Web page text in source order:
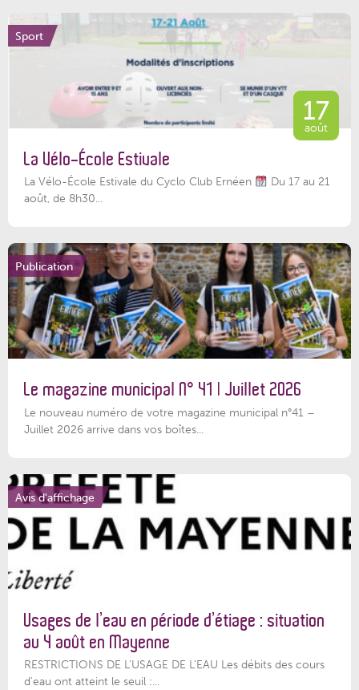
Sport
17
août
La Vélo-École Estivale
La Vélo-École Estivale du Cyclo Club Ernéen
Du 17 au 21
août, de 8h30...
Publication
Le magazine municipal N° 41 | Juillet 2026
Le nouveau numéro de votre magazine municipal n°41 –
Juillet 2026 arrive dans vos boîtes...
Avis d'affichage
Usages de l’eau en période d’étiage : situation
au 4 août en Mayenne
RESTRICTIONS DE L’USAGE DE L’EAU Les débits des cours
d'eau ont atteint le seuil :...